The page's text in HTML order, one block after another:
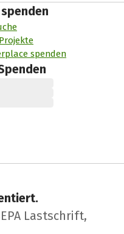
spenden
Lastschrift,